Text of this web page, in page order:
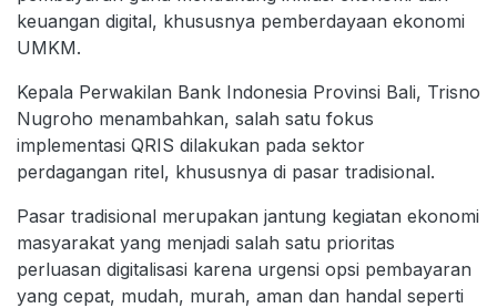
keuangan digital, khususnya pemberdayaan ekonomi
UMKM.
Kepala Perwakilan Bank Indonesia Provinsi Bali, Trisno
Nugroho menambahkan, salah satu fokus
implementasi QRIS dilakukan pada sektor
perdagangan ritel, khususnya di pasar tradisional.
Pasar tradisional merupakan jantung kegiatan ekonomi
masyarakat yang menjadi salah satu prioritas
perluasan digitalisasi karena urgensi opsi pembayaran
yang cepat, mudah, murah, aman dan handal seperti